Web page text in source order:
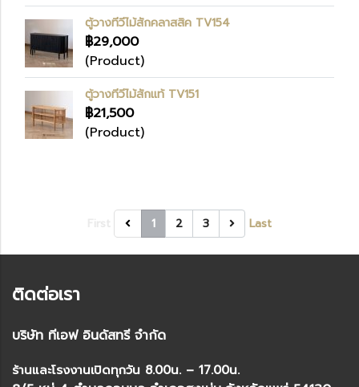
ตู้วางทีวีไม้สักคลาสสิค TV154
฿29,000
(Product)
ตู้วางทีวีไม้สักแท้ TV151
฿21,500
(Product)
1 2 3 Last
ติดต่อเรา
บริษัท ทีเอฟ อินดัสทรี จำกัด
ร้านและโรงงานเปิดทุกวัน 8.00น. – 17.00น.